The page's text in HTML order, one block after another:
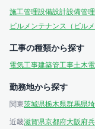
施工管理設備設計設備管理
ビルメンテナンス（ビルメ
工事の種類から探す
電気工事建築管工事土木
勤務地から探す
関東茨城県栃木県群馬県
近畿滋賀県京都府大阪府